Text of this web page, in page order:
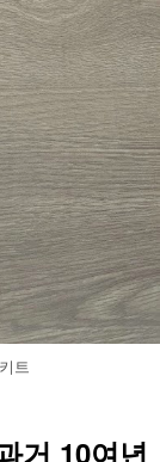
트
거 10여년